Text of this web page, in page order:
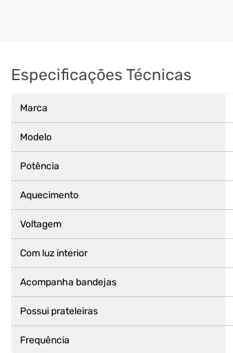
Especificações Técnicas
Marca
Modelo
Potência
Aquecimento
Voltagem
Com luz interior
Acompanha bandejas
Possui prateleiras
Frequência